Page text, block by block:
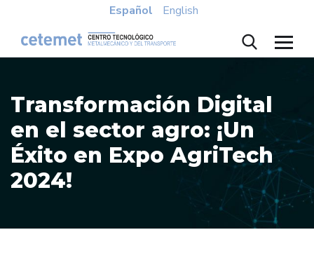
Español English
Transformación Digital
en el sector agro: ¡Un
Éxito en Expo AgriTech
2024!